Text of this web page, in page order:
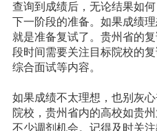
查询到成绩后，无论结果如
下一阶段的准备。如果成绩
就是准备复试了。贵州省的
段时间需要关注目标院校的
综合面试等内容。
如果成绩不太理想，也别灰
院校，贵州省内的高校如贵州
不少调剂机会。记得及时关